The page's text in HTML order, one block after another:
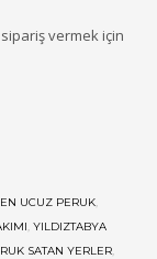
vermek için
UCUZ PERUK,
, YILDIZTABYA
SATAN YERLER,